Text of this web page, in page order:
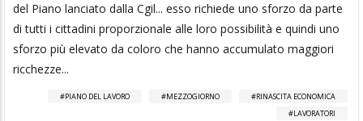
del Piano lanciato dalla Cgil... esso richiede uno sforzo da parte
di tutti i cittadini proporzionale alle loro possibilità e quindi uno
sforzo più elevato da coloro che hanno accumulato maggiori
ricchezze...
PIANO DEL LAVORO MEZZOGIORNO
RINASCITA ECONOMICA
LAVORATORI